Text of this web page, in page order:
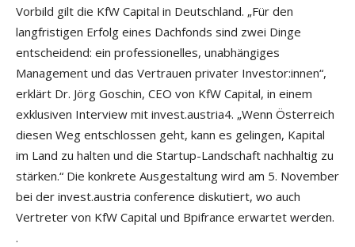
Vorbild gilt die KfW Capital in Deutschland. „Für den
langfristigen Erfolg eines Dachfonds sind zwei Dinge
entscheidend: ein professionelles, unabhängiges
Management und das Vertrauen privater Investor:innen“,
erklärt Dr. Jörg Goschin, CEO von KfW Capital, in einem
exklusiven Interview mit invest.austria4. „Wenn Österreich
diesen Weg entschlossen geht, kann es gelingen, Kapital
im Land zu halten und die Startup-Landschaft nachhaltig zu
stärken.“ Die konkrete Ausgestaltung wird am 5. November
bei der invest.austria conference diskutiert, wo auch
Vertreter von KfW Capital und Bpifrance erwartet werden.
.